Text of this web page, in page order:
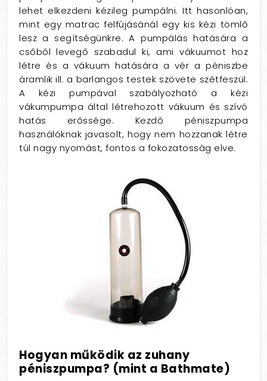
lehet elkezdeni kézileg pumpálni. Itt hasonlóan,
mint egy matrac felfújásánál egy kis kézi tömlő
lesz a segítségünkre. A pumpálás hatására a
csőből levegő szabadul ki, ami vákuumot hoz
létre és a vákuum hatására a vér a péniszbe
áramlik ill. a barlangos testek szövete szétfeszül.
A kézi pumpával szabályozható a kézi
vákumpumpa által létrehozott vákuum és szívó
hatás erőssége. Kezdő péniszpumpa
használóknak javasolt, hogy nem hozzanak létre
túl nagy nyomást, fontos a fokozatosság elve.
Hogyan működik az zuhany
péniszpumpa? (mint a Bathmate)